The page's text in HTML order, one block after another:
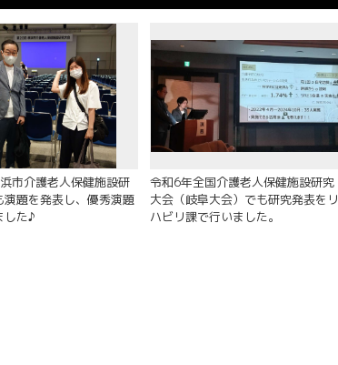
市介護老人保健施設研
演題を発表し、優秀演題
した♪
令和6年全国介護老人保健施設研究
大会（岐阜大会）でも研究発表をリ
ハビリ課で行いました。